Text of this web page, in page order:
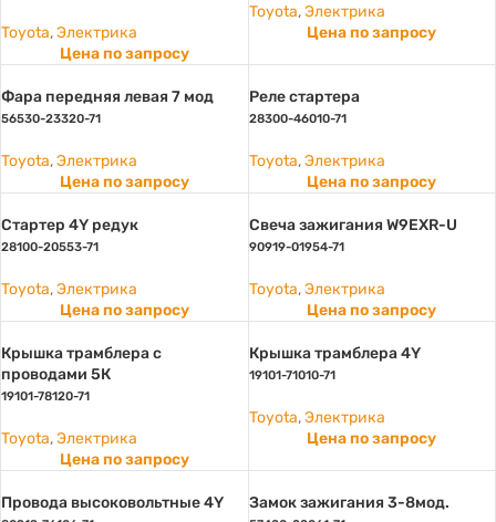
Toyota,Электрика
Цена по запросу
Toyota, Электрика
Цена по запросу
Фара передняя левая 7 мод
56530-23320-71
Toyota,Электрика
Цена по запросу
Реле cтартера
28300-46010-71
Toyota, Электрика
Цена по запросу
Стартер 4Y редук
28100-20553-71
Toyota,Электрика
Цена по запросу
Свеча зажигания W9EXR-U
90919-01954-71
Toyota, Электрика
Цена по запросу
Крышка трамблера с
проводами 5К
19101-78120-71
Toyota,Электрика
Цена по запросу
Крышка трамблера 4Y
19101-71010-71
Toyota, Электрика
Цена по запросу
Провода высоковольтные 4Y Замок зажигания 3-8мод.